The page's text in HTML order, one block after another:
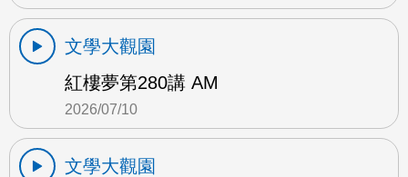
文學大觀園
紅樓夢第280講 AM
2026/07/10
文學大觀園